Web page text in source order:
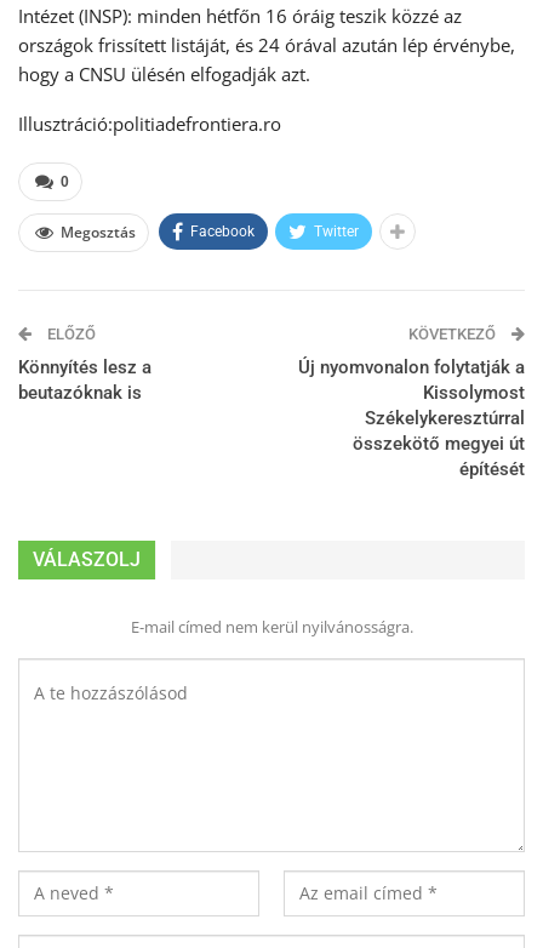
Intézet (INSP): minden hétfőn 16 óráig teszik közzé az
országok frissített listáját, és 24 órával azután lép érvénybe,
hogy a CNSU ülésén elfogadják azt.
Illusztráció:politiadefrontiera.ro
0
Megosztás Facebook Twitter
ELŐZŐ
Könnyítés lesz a
beutazóknak is
KÖVETKEZŐ
Új nyomvonalon folytatják a
Kissolymost
Székelykeresztúrral
összekötő megyei út
építését
VÁLASZOLJ
E-mail címed nem kerül nyilvánosságra.